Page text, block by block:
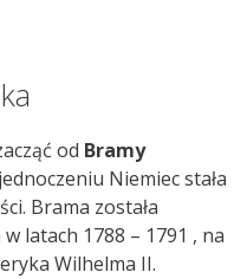
od Bramy
Niemiec stała
Brama została
latach 1788 – 1791 , na
Wilhelma II.